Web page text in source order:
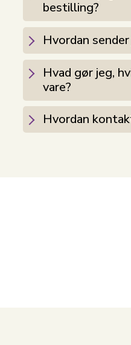
bestilling?
Hvordan
Hvad gør jeg,
vare?
Hvordan